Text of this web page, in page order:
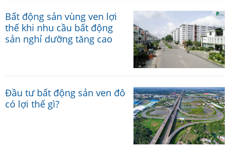
Bất động sản vùng ven lợi
thế khi nhu cầu bất động
sản nghỉ dưỡng tăng cao
Đầu tư bất động sản ven đô
có lợi thế gì?